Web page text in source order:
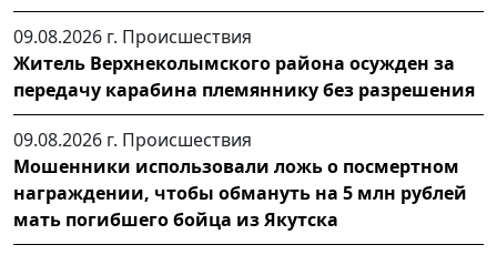
09.08.2026 г. Происшествия
Житель Верхнеколымского района осужден за
передачу карабина племяннику без разрешения
09.08.2026 г. Происшествия
Мошенники использовали ложь о посмертном
награждении, чтобы обмануть на 5 млн рублей
мать погибшего бойца из Якутска